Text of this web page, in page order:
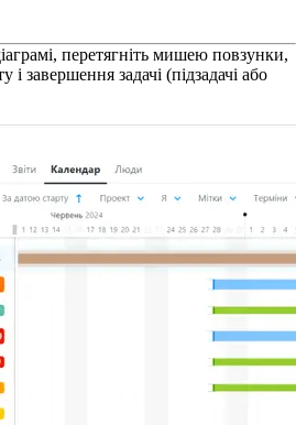
перетягніть мишею повзунки,
і завершення задачі (підзадачі або